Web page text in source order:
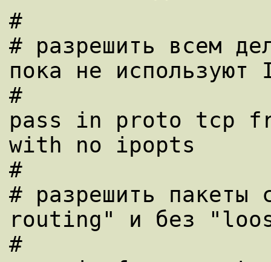
#
# pазpешить всем
пока не используют
#
pass in proto tcp
with no ipopts
#
# pазpешить
routing" и без
#